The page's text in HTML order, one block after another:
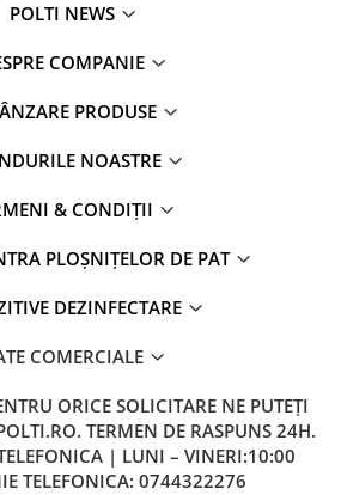
POLTI NEWS
COMPANIE
PRODUSE
NOASTRE
& CONDIȚII
PLOȘNIȚELOR DE PAT
DEZINFECTARE
COMERCIALE
ORICE SOLICITARE NE PUTEȚI
TERMEN DE RASPUNS 24H.
| LUNI – VINERI:10:00
TELEFONICA: 0744322276